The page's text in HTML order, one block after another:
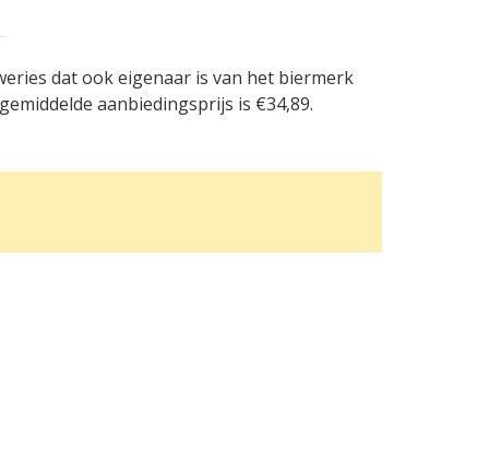
dat ook eigenaar is van het biermerk
aanbiedingsprijs is €34,89.